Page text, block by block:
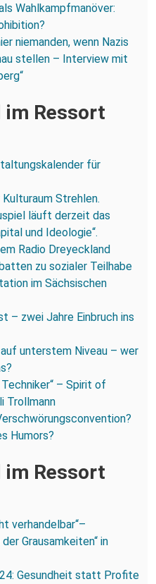
Wahlkampfmanöver:
niemanden, wenn Nazis
stellen – Interview mit
im Ressort
für
Strehlen.
läuft derzeit das
und Ideologie“.
Radio Dreyeckland
zu sozialer Teilhabe
im Sächsischen
– zwei Jahre Einbruch ins
unterstem Niveau – wer
– Spirit of
Trollmann
Humors?
im Ressort
verhandelbar“–
Grausamkeiten“ in
Gesundheit statt Profite